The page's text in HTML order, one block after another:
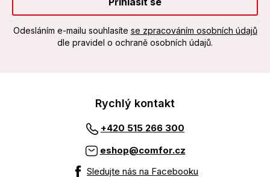
Odesláním e-mailu souhlasíte se zpracováním osobních údajů
dle pravidel o ochraně osobních údajů.
Rychlý kontakt
+420 515 266 300
eshop@comfor.cz
Sledujte nás na Facebooku